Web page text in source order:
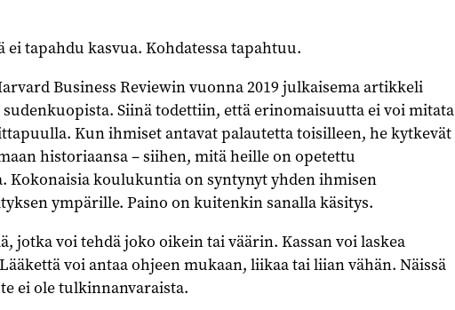
ei tapahdu kasvua. Kohdatessa tapahtuu.
Business Reviewin vuonna 2019 julkaisema artikkeli
Siinä todettiin, että erinomaisuutta ei voi mitata
Kun ihmiset antavat palautetta toisilleen, he kytkevät
historiaansa – siihen, mitä heille on opetettu
Kokonaisia koulukuntia on syntynyt yhden ihmisen
ympärille. Paino on kuitenkin sanalla käsitys.
jotka voi tehdä joko oikein tai väärin. Kassan voi laskea
voi antaa ohjeen mukaan, liikaa tai liian vähän. Näissä
ei ole tulkinnanvaraista.